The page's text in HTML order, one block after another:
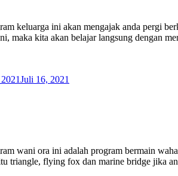
keluarga ini akan mengajak anda pergi
maka kita akan belajar langsung dengan
Juli 16, 2021
wani ora ini adalah program bermain
triangle, flying fox dan marine bridge jika